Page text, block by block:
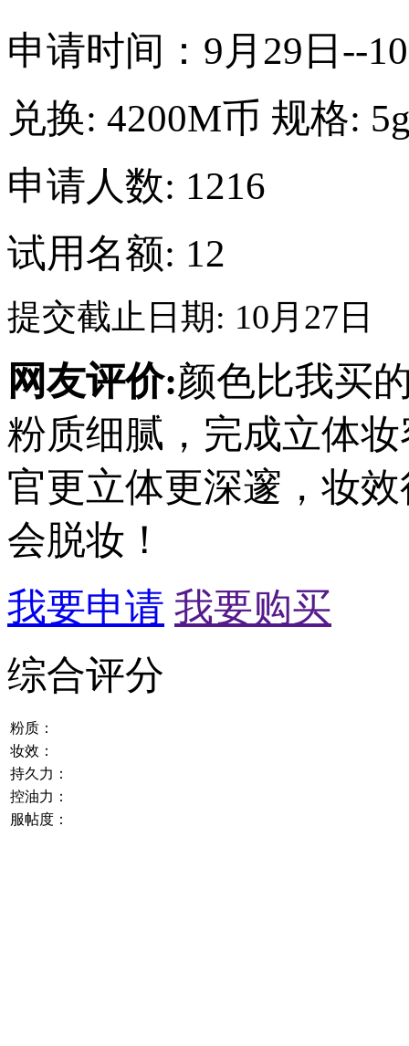
申请时间：9月29日--
兑换: 4200M币 规格:
申请人数: 1216
试用名额: 12
提交截止日期: 10月27日
网友评价:颜色比我买
粉质细腻，完成立体
官更立体更深邃，妆
会脱妆！
我要申请 我要购买
综合评分
粉质：
妆效：
持久力：
控油力：
服帖度：